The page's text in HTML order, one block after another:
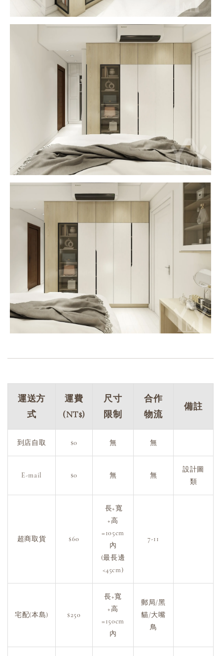
運送方
式
運費
(NT$)
尺寸
限制
合作
物流
備註
到店自取 $0 無 無
E-mail $0 無 無
設計圖
類
超商取貨 $60
長+寬
+高
=105cm
內
(最長邊
<45cm)
7-11
宅配(本島) $250
長+寬
+高
=150cm
內
郵局/黑
貓/大嘴
鳥